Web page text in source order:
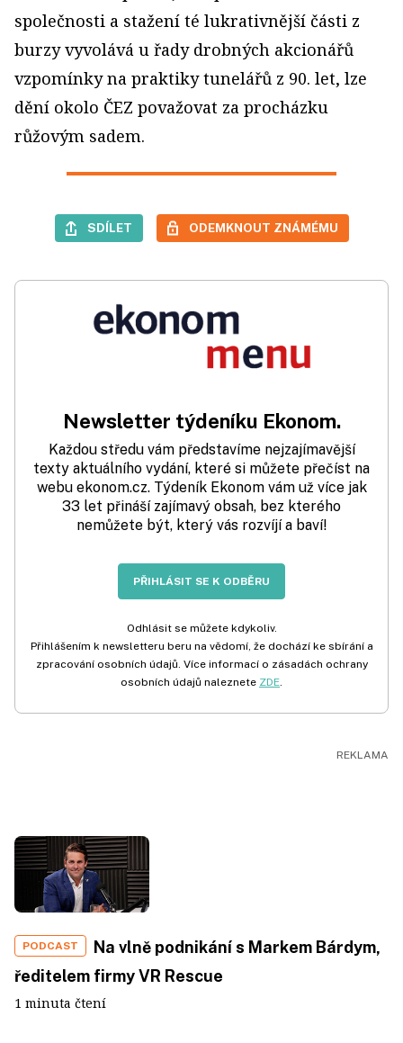
společnosti a stažení té lukrativnější části z
burzy vyvolává u řady drobných akcionářů
vzpomínky na praktiky tunelářů z 90. let, lze
dění okolo ČEZ považovat za procházku
růžovým sadem.
SDÍLET ODEMKNOUT ZNÁMÉMU
Newsletter týdeníku Ekonom.
Každou středu vám představíme nejzajímavější
texty aktuálního vydání, které si můžete přečíst na
webu ekonom.cz. Týdeník Ekonom vám už více jak
33 let přináší zajímavý obsah, bez kterého
nemůžete být, který vás rozvíjí a baví!
PŘIHLÁSIT SE K ODBĚRU
Odhlásit se můžete kdykoliv.
Přihlášením k newsletteru beru na vědomí, že dochází ke sbírání a
zpracování osobních údajů. Více informací o zásadách ochrany
osobních údajů naleznete ZDE.
PODCAST
Na vlně podnikání s Markem Bárdym,
ředitelem firmy VR Rescue
1 minuta čtení